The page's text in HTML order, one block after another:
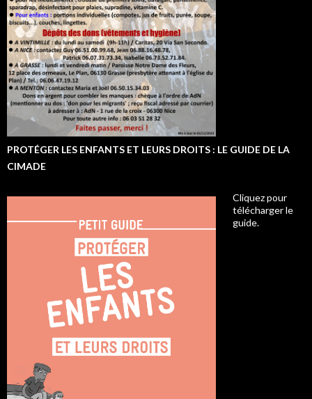
PROTÉGER LES ENFANTS ET LEURS DROITS : LE GUIDE DE LA
CIMADE
Cliquez pour
télécharger le
guide.